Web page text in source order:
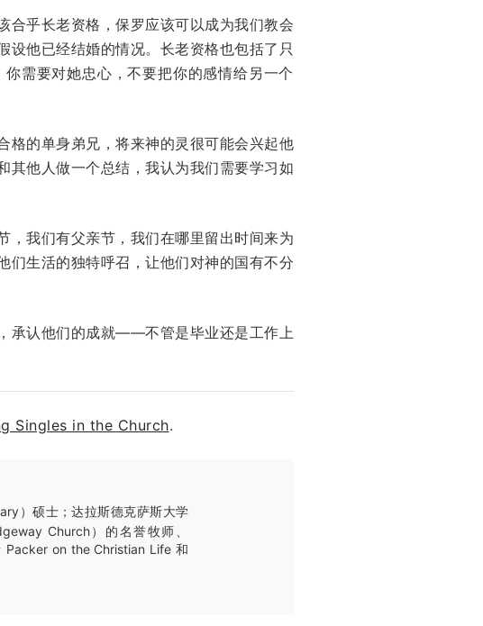
合乎长老资格，保罗应该可以成为我们教会
设他已经结婚的情况。长老资格也包括了只
需要对她忠心，不要把你的感情给另一个
格的单身弟兄，将来神的灵很可能会兴起他
其他人做一个总结，我认为我们需要学习如
，我们有父亲节，我们在哪里留出时间来为
们生活的独特呼召，让他们对神的国有不分
承认他们的成就——不管是毕业还是工作上
Singles in the Church.
）硕士；达拉斯德克萨斯大学
Church）的名誉牧师、
Packer on the Christian Life 和